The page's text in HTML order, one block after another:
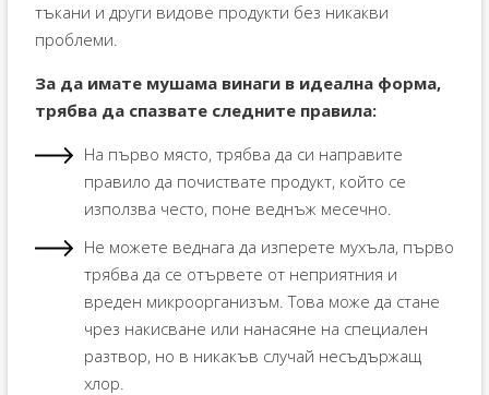
тъкани и други видове продукти без никакви
проблеми.
За да имате мушама винаги в идеална форма,
трябва да спазвате следните правила:
На първо място, трябва да си направите
правило да почиствате продукт, който се
използва често, поне веднъж месечно.
Не можете веднага да изперете мухъла, първо
трябва да се отървете от неприятния и
вреден микроорганизъм. Това може да стане
чрез накисване или нанасяне на специален
разтвор, но в никакъв случай несъдържащ
хлор.